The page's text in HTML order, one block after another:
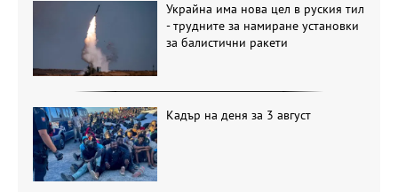
Украйна има нова цел в руския тил
- трудните за намиране установки
за балистични ракети
Кадър на деня за 3 август